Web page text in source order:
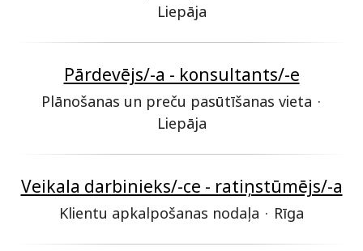
Liepāja
Pārdevējs/-a - konsultants/-e
Plānošanas un preču pasūtīšanas vieta ·
Liepāja
Veikala darbinieks/-ce - ratiņstūmējs/-a
Klientu apkalpošanas nodaļa · Rīga